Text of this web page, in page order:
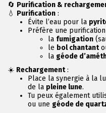
🔄 Purification &
💧 Purification :
Évite l’eau pour la
Préfère une
la fumigation
le bol chantant
la géode
☀️ Rechargement:
Place la synergie à la
de la pleine lune.
Tu peux également
ou une géode de